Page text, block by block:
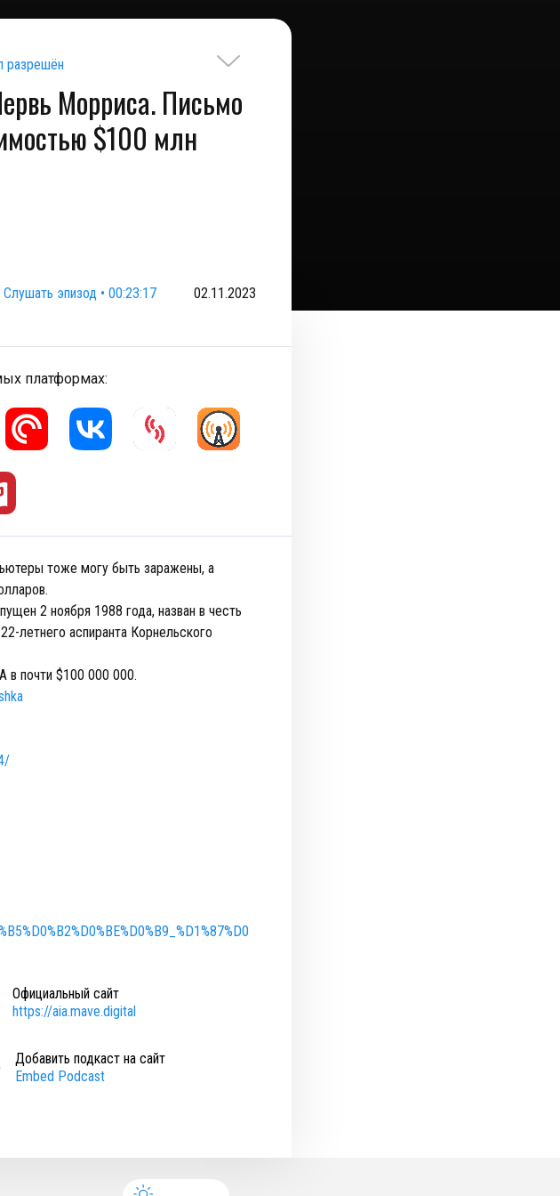
разрешён
Морриса. Письмо
$100 млн
Слушать эпизод • 00:23:17 02.11.2023
платформах:
тоже могу быть заражены, а
2 ноября 1988 года, назван в честь
летнего аспиранта Корнельского
в почти $100 000 000.
Официальный сайт
https://aia.mave.digital
Добавить подкаст на сайт
Embed Podcast